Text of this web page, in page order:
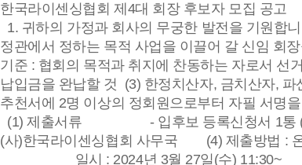
한국라이센싱협회 제4대 회장 후보자 모집 공고
1. 귀하의 가정과 회사의 무궁한 발전을 기원합
정관에서 정하는 목적 사업을 이끌어 갈 신임
기준 : 협회의 목적과 취지에 찬동하는 자로
납입금을 완납할 것 (3) 한정치산자, 금치산자,
추천서에 2명 이상의 정회원으로부터 자필 서
(1) 제출서류 - 입후보 등록신청서 1통 (
(사)한국라이센싱협회 사무국 (4) 제출방법
일시 : 2024년 3월 27일(수)